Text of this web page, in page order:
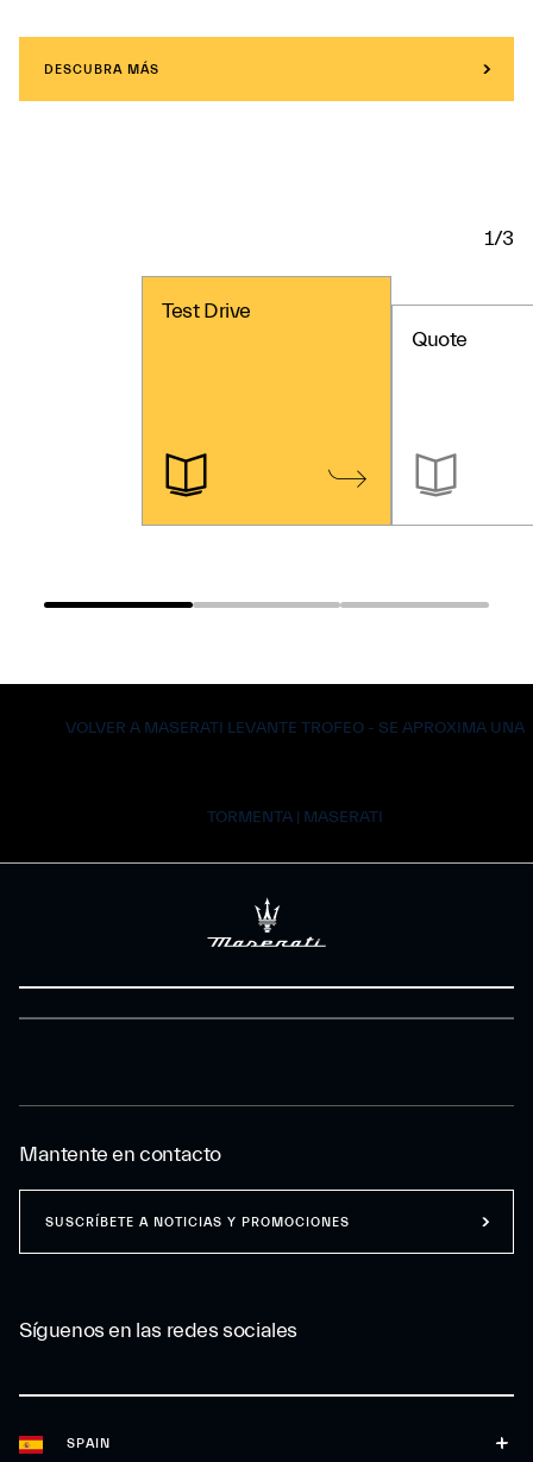
DESCUBRA MÁS
1/3
Test Drive
Quote
VOLVER A MASERATI LEVANTE TROFEO - SE APROXIMA UNA
TORMENTA | MASERATI
SPAIN
Síguenos en las redes sociales
Mantente en contacto
SUSCRÍBETE A NOTICIAS Y PROMOCIONES